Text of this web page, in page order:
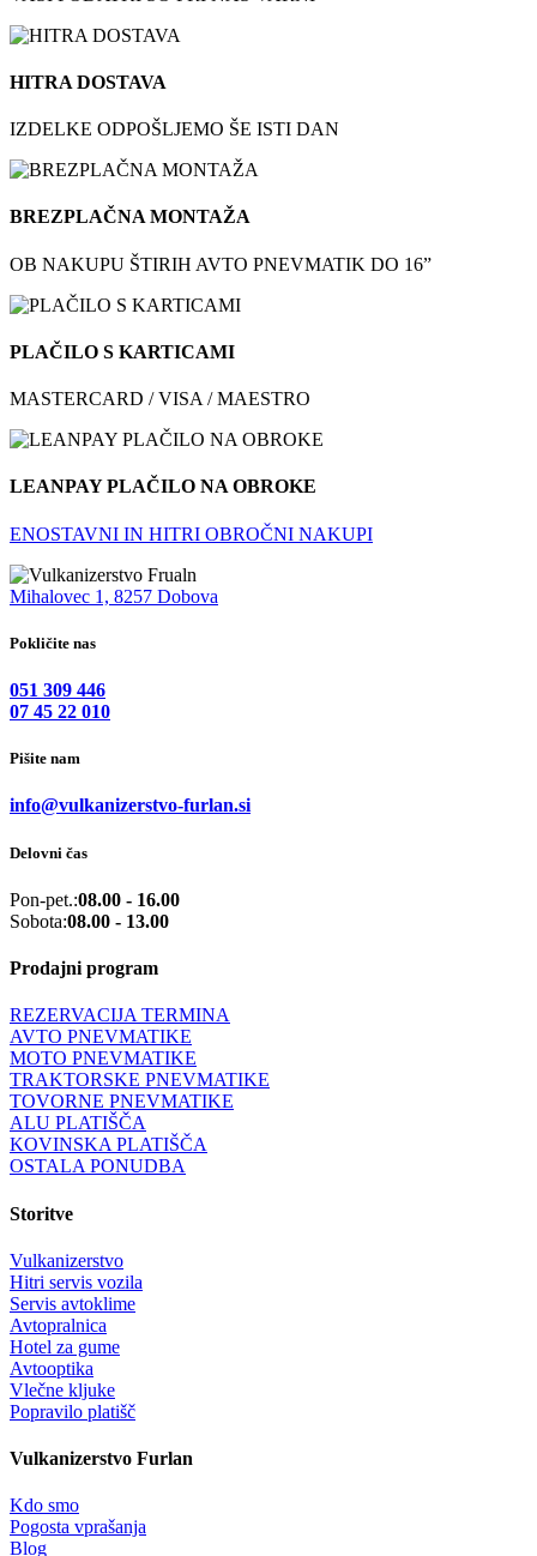
HITRA DOSTAVA
IZDELKE ODPOŠLJEMO ŠE ISTI DAN
BREZPLAČNA MONTAŽA
OB NAKUPU ŠTIRIH AVTO PNEVMATIK DO 16”
PLAČILO S KARTICAMI
MASTERCARD / VISA / MAESTRO
LEANPAY PLAČILO NA OBROKE
ENOSTAVNI IN HITRI OBROČNI NAKUPI
Mihalovec 1, 8257 Dobova
Pokličite nas
051 309 446
07 45 22 010
Pišite nam
info@vulkanizerstvo-furlan.si
Delovni čas
Pon-pet.:08.00 - 16.00
Sobota:08.00 - 13.00
Prodajni program
REZERVACIJA TERMINA
AVTO PNEVMATIKE
MOTO PNEVMATIKE
TRAKTORSKE PNEVMATIKE
TOVORNE PNEVMATIKE
ALU PLATIŠČA
KOVINSKA PLATIŠČA
OSTALA PONUDBA
Storitve
Vulkanizerstvo
Hitri servis vozila
Servis avtoklime
Avtopralnica
Hotel za gume
Avtooptika
Vlečne kljuke
Popravilo platišč
Vulkanizerstvo Furlan
Kdo smo
Pogosta vprašanja
Blog